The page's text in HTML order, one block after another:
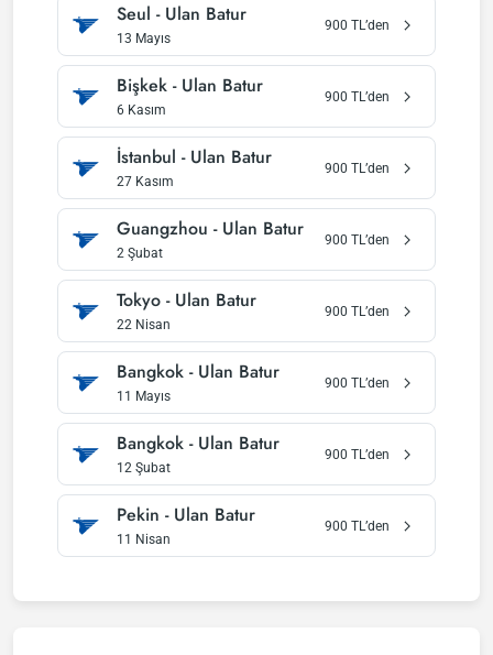
Seul - Ulan Batur
13 Mayıs
900 TL’den
Bişkek - Ulan Batur
6 Kasım
900 TL’den
İstanbul - Ulan Batur
27 Kasım
900 TL’den
Guangzhou - Ulan Batur
2 Şubat
900 TL’den
Tokyo - Ulan Batur
22 Nisan
900 TL’den
Bangkok - Ulan Batur
11 Mayıs
900 TL’den
Bangkok - Ulan Batur
12 Şubat
900 TL’den
Pekin - Ulan Batur
11 Nisan
900 TL’den